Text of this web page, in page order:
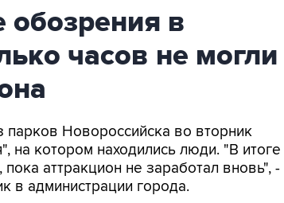
обозрения в
часов не могли
Новороссийска во вторник
на котором находились люди. "В итоге
аттракцион не заработал вновь", -
в администрации города.